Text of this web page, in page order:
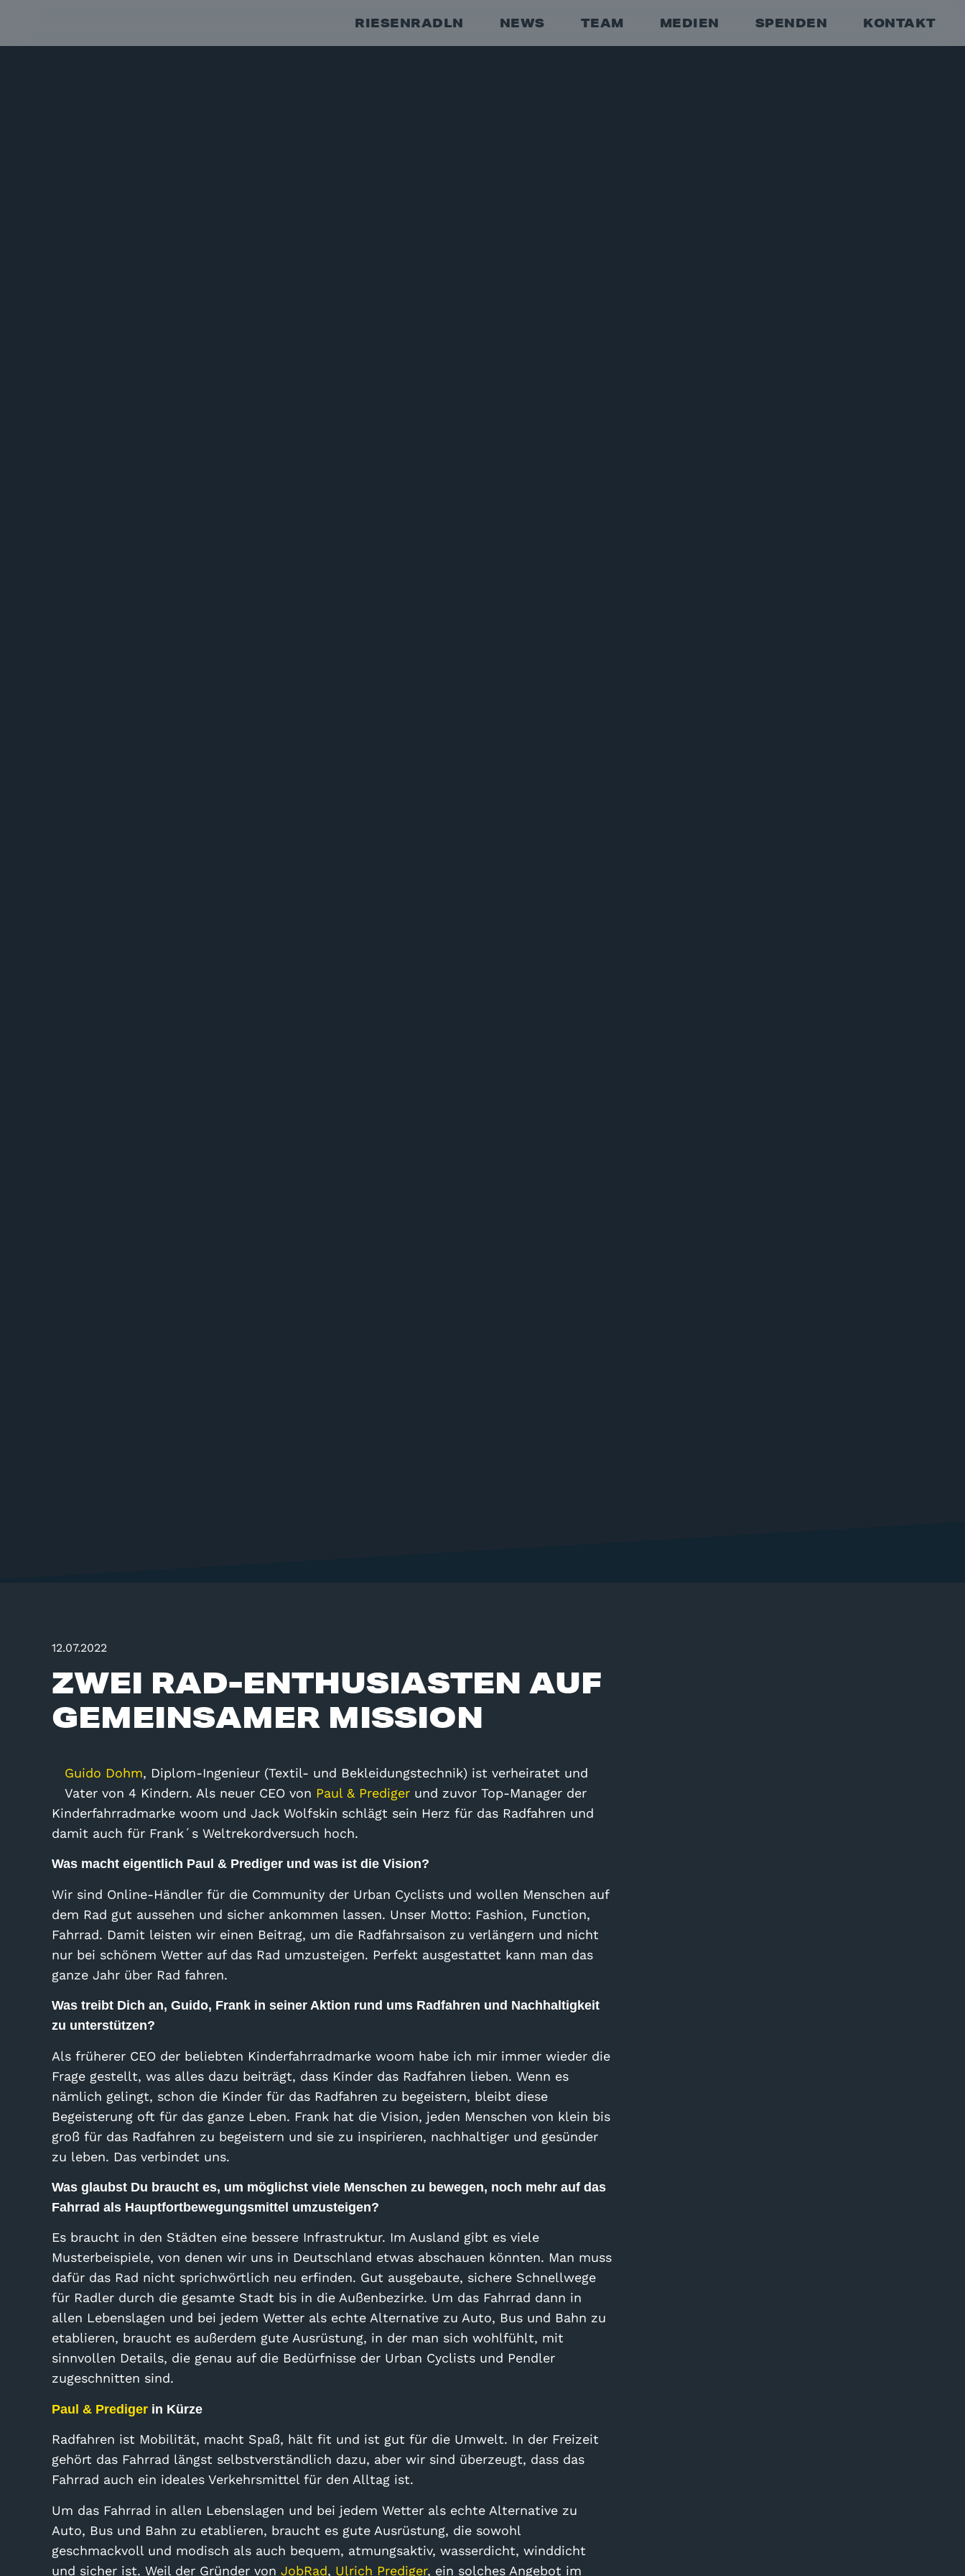
RIESENRADLN NEWS TEAM MEDIEN SPENDEN KONTAKT
12.07.2022
ZWEI RAD-ENTHUSIASTEN AUF
GEMEINSAMER MISSION
Guido Dohm, Diplom-Ingenieur (Textil- und Bekleidungstechnik) ist verheiratet und
Vater von 4 Kindern. Als neuer CEO von Paul & Prediger und zuvor Top-Manager der
Kinderfahrradmarke woom und Jack Wolfskin schlägt sein Herz für das Radfahren und
damit auch für Frank´s Weltrekordversuch hoch.
Was macht eigentlich Paul & Prediger und was ist die Vision?
Wir sind Online-Händler für die Community der Urban Cyclists und wollen Menschen auf
dem Rad gut aussehen und sicher ankommen lassen. Unser Motto: Fashion, Function,
Fahrrad. Damit leisten wir einen Beitrag, um die Radfahrsaison zu verlängern und nicht
nur bei schönem Wetter auf das Rad umzusteigen. Perfekt ausgestattet kann man das
ganze Jahr über Rad fahren.
Was treibt Dich an, Guido, Frank in seiner Aktion rund ums Radfahren und Nachhaltigkeit
zu unterstützen?
Als früherer CEO der beliebten Kinderfahrradmarke woom habe ich mir immer wieder die
Frage gestellt, was alles dazu beiträgt, dass Kinder das Radfahren lieben. Wenn es
nämlich gelingt, schon die Kinder für das Radfahren zu begeistern, bleibt diese
Begeisterung oft für das ganze Leben. Frank hat die Vision, jeden Menschen von klein bis
groß für das Radfahren zu begeistern und sie zu inspirieren, nachhaltiger und gesünder
zu leben. Das verbindet uns.
Was glaubst Du braucht es, um möglichst viele Menschen zu bewegen, noch mehr auf das
Fahrrad als Hauptfortbewegungsmittel umzusteigen?
Es braucht in den Städten eine bessere Infrastruktur. Im Ausland gibt es viele
Musterbeispiele, von denen wir uns in Deutschland etwas abschauen könnten. Man muss
dafür das Rad nicht sprichwörtlich neu erfinden. Gut ausgebaute, sichere Schnellwege
für Radler durch die gesamte Stadt bis in die Außenbezirke. Um das Fahrrad dann in
allen Lebenslagen und bei jedem Wetter als echte Alternative zu Auto, Bus und Bahn zu
etablieren, braucht es außerdem gute Ausrüstung, in der man sich wohlfühlt, mit
sinnvollen Details, die genau auf die Bedürfnisse der Urban Cyclists und Pendler
zugeschnitten sind.
Paul & Prediger in Kürze
Radfahren ist Mobilität, macht Spaß, hält fit und ist gut für die Umwelt. In der Freizeit
gehört das Fahrrad längst selbstverständlich dazu, aber wir sind überzeugt, dass das
Fahrrad auch ein ideales Verkehrsmittel für den Alltag ist.
Um das Fahrrad in allen Lebenslagen und bei jedem Wetter als echte Alternative zu
Auto, Bus und Bahn zu etablieren, braucht es gute Ausrüstung, die sowohl
geschmackvoll und modisch als auch bequem, atmungsaktiv, wasserdicht, winddicht
und sicher ist. Weil der Gründer von JobRad, Ulrich Prediger, ein solches Angebot im